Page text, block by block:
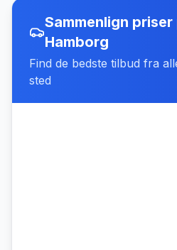
Sammenlign priser
Hamborg
Find de bedste tilbud fra
sted